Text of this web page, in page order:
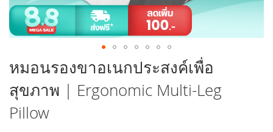
ข้าม
ไป
ที่
ส่วน
เริ่ม
ต้น
หมอนรองขาอเนกประสงค์เพื่อ
สุขภาพ | Ergonomic Multi-Leg
Pillow